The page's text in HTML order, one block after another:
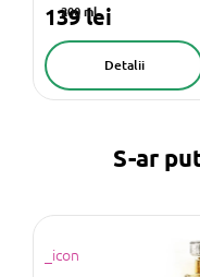
200 ml
139 lei
Detalii
S-ar